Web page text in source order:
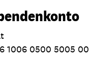
1006 0500 5005 00